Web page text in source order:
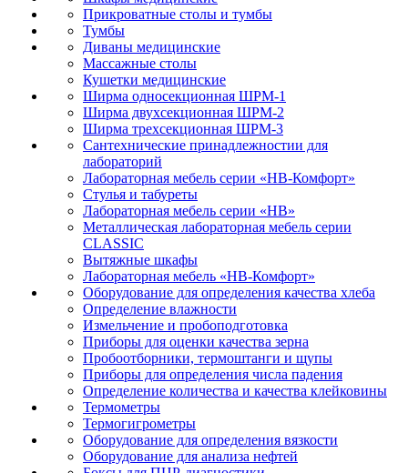
Прикроватные столы и тумбы
Тумбы
Диваны медицинские
Массажные столы
Кушетки медицинские
Ширма односекционная ШРМ-1
Ширма двухсекционная ШРМ-2
Ширма трехсекционная ШРМ-3
Сантехнические принадлежностии для
лабораторий
Лабораторная мебель серии «НВ-Комфорт»
Стулья и табуреты
Лабораторная мебель серии «НВ»
Металлическая лабораторная мебель серии
CLASSIC
Вытяжные шкафы
Лабораторная мебель «НВ-Комфорт»
Оборудование для определения качества хлеба
Определение влажности
Измельчение и пробоподготовка
Приборы для оценки качества зерна
Пробоотборники, термоштанги и щупы
Приборы для определения числа падения
Определение количества и качества клейковины
Термометры
Термогигрометры
Оборудование для определения вязкости
Оборудование для анализа нефтей